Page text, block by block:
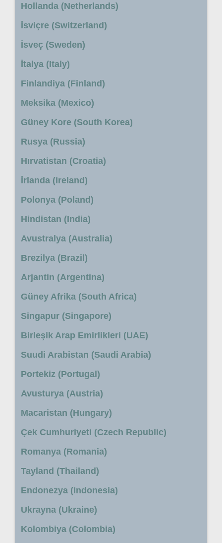
Hollanda (Netherlands)
İsviçre (Switzerland)
İsveç (Sweden)
İtalya (Italy)
Finlandiya (Finland)
Meksika (Mexico)
Güney Kore (South Korea)
Rusya (Russia)
Hırvatistan (Croatia)
İrlanda (Ireland)
Polonya (Poland)
Hindistan (India)
Avustralya (Australia)
Brezilya (Brazil)
Arjantin (Argentina)
Güney Afrika (South Africa)
Singapur (Singapore)
Birleşik Arap Emirlikleri (UAE)
Suudi Arabistan (Saudi Arabia)
Portekiz (Portugal)
Avusturya (Austria)
Macaristan (Hungary)
Çek Cumhuriyeti (Czech Republic)
Romanya (Romania)
Tayland (Thailand)
Endonezya (Indonesia)
Ukrayna (Ukraine)
Kolombiya (Colombia)